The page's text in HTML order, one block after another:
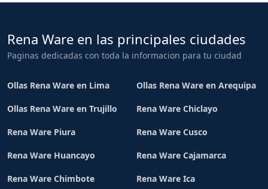
Rena Ware en las principales ciudades
Paginas dedicadas con toda la informacion para tu ciudad
Ollas Rena Ware en Lima Ollas Rena Ware en Arequipa
Ollas Rena Ware en Trujillo Rena Ware Chiclayo
Rena Ware Piura Rena Ware Cusco
Rena Ware Huancayo Rena Ware Cajamarca
Rena Ware Chimbote Rena Ware Ica